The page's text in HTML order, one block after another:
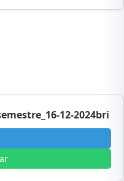
12-2024bri